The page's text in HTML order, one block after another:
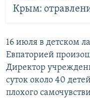
Крым:
16 июля в детском
Евпаторией
Директор
суток около 40
плохого